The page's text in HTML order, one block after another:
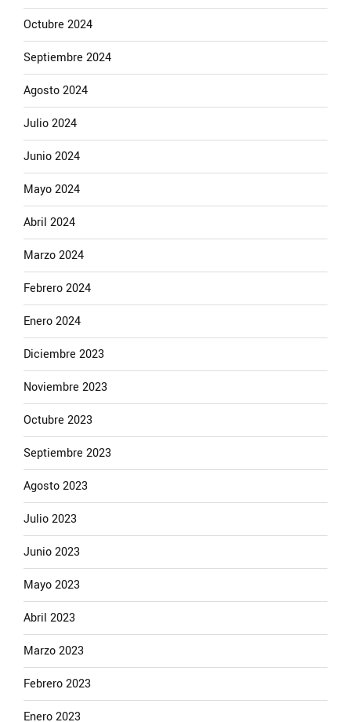
Octubre 2024
Septiembre 2024
Agosto 2024
Julio 2024
Junio 2024
Mayo 2024
Abril 2024
Marzo 2024
Febrero 2024
Enero 2024
Diciembre 2023
Noviembre 2023
Octubre 2023
Septiembre 2023
Agosto 2023
Julio 2023
Junio 2023
Mayo 2023
Abril 2023
Marzo 2023
Febrero 2023
Enero 2023